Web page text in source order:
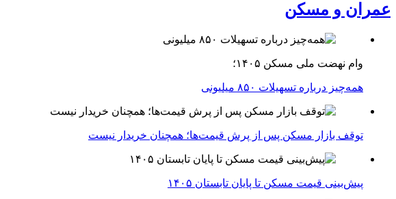
عمران و مسکن
وام نهضت ملی مسکن ۱۴۰۵؛
همه‌چیز درباره تسهیلات ۸۵۰ میلیونی
توقف بازار مسکن پس از پرش قیمت‌ها؛ همچنان خریدار نیست
پیش‌بینی قیمت مسکن تا پایان تابستان ۱۴۰۵